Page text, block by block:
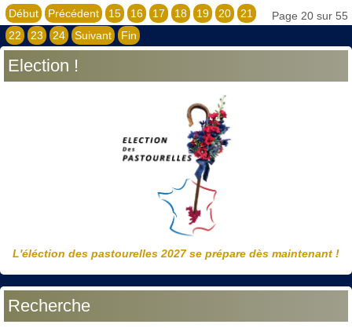
Page 20 sur 55
Début Précédent 15 16 17 18 19 20
21
22
23 24 Suivant Fin
Election !
L'éléction des pastourelles 2027 se prépare dès maintenant !
Recherche